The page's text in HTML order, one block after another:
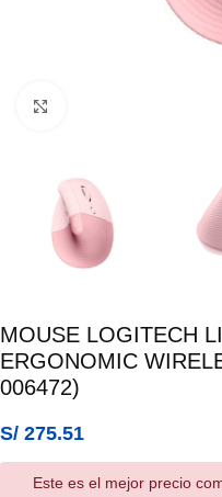
MOUSE LOGITECH
ERGONOMIC
006472)
S/ 275.51
Este es el mejor precio